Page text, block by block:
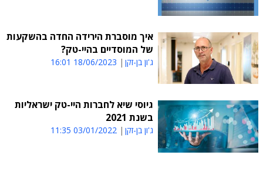
איך מוסברת הירידה החדה בהשקעות
של המוסדיים בהיי-טק?
ג'ון בן-זקן 18/06/2023 16:01
גיוסי שיא לחברות היי-טק ישראליות
בשנת 2021
ג'ון בן-זקן 03/01/2022 11:35